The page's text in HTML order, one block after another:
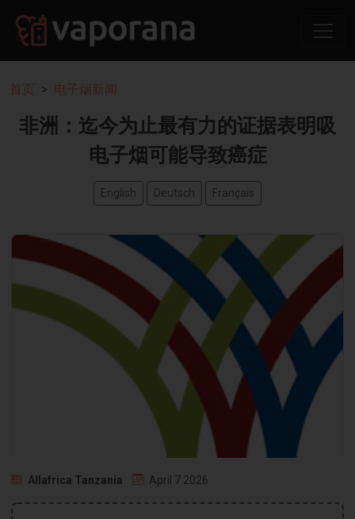
首页 电子烟新闻
非洲：迄今为止最有力的证据表明吸
电子烟可能导致癌症
English Deutsch Français
Allafrica Tanzania April 7 2026